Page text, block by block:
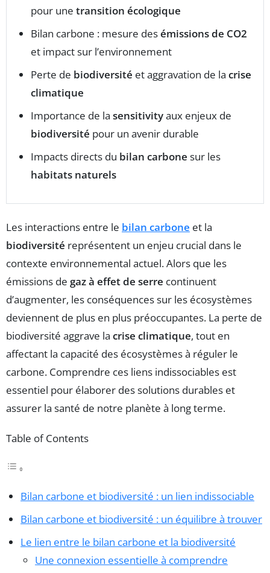
pour une transition écologique
Bilan carbone : mesure desémissions de CO2
et impact sur l’environnement
Perte de biodiversité et aggravation de la crise
climatique
Importance de la sensitivityaux enjeux de
biodiversité pour un avenir durable
Impacts directs du bilan carbone sur les
habitats naturels
Les interactions entre le bilan carbone et la
biodiversité représentent un enjeu crucial dans le
contexte environnemental actuel. Alors que les
émissions de gaz à effet de serre continuent
d’augmenter, les conséquences sur les écosystèmes
deviennent de plus en plus préoccupantes. La perte de
biodiversité aggrave la crise climatique, tout en
affectant la capacité des écosystèmes à réguler le
carbone. Comprendre ces liens indissociables est
essentiel pour élaborer des solutions durables et
assurer la santé de notre planète à long terme.
Table of Contents
Bilan carbone et biodiversité : un lien indissociable
Bilan carbone et biodiversité : un équilibre à trouver
Le lien entre le bilan carbone et la biodiversité
Une connexion essentielle à comprendre